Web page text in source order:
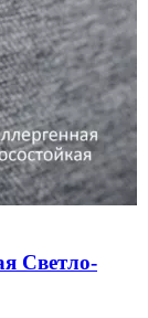
Светло-